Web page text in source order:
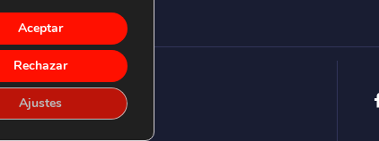
Aceptar
Rechazar
Ajustes